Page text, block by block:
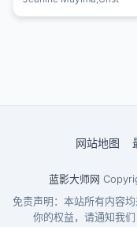
网站地图
蓝影大师网
免责声明：本站所有内容
你的权益，请通知我